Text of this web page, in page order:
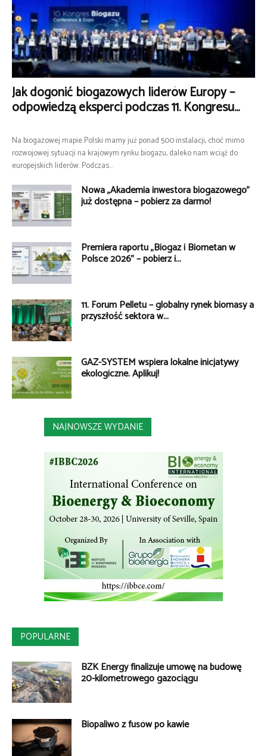
Jak dogonić biogazowych liderów Europy –
odpowiedzą eksperci podczas 11. Kongresu...
Na biogazowej mapie Polski mamy już ponad 500 instalacji, choć mimo
rozwojowej sytuacji na krajowym rynku biogazu, daleko nam wciąż do
europejskich liderów. Podczas...
Nowa „Akademia inwestora biogazowego”
już dostępna – pobierz za darmo!
Premiera raportu „Biogaz i Biometan w
Polsce 2026” – pobierz i...
11. Forum Pelletu – globalny rynek biomasy a
przyszłość sektora w...
GAZ-SYSTEM wspiera lokalne inicjatywy
ekologiczne. Aplikuj!
NAJNOWSZE WYDANIE
POPULARNE
BZK Energy finalizuje umowę na budowę
20-kilometrowego gazociągu
Biopaliwo z fusów po kawie